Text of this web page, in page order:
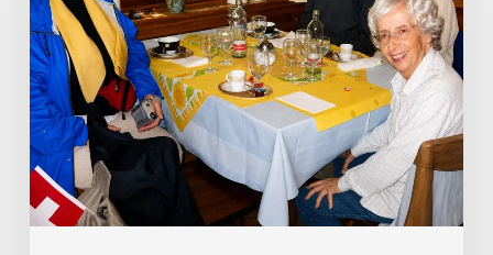
un
«fiel
pastor»
paseando
por
los
Alpes